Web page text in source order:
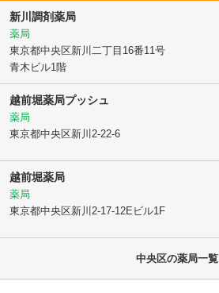
新川調剤薬局
薬局
東京都中央区新川二丁目16番11号
青木ビル1階
越前堀薬局プッシュ
薬局
東京都中央区新川2-22-6
越前堀薬局
薬局
東京都中央区新川2-17-12Eビル1F
中央区の薬局一覧